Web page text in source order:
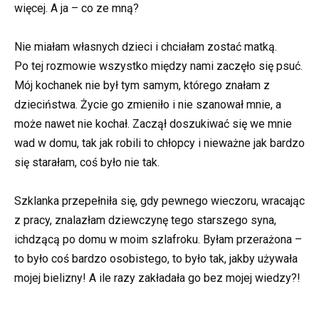
więcej. A ja – co ze mną?
Nie miałam własnych dzieci i chciałam zostać matką.
Po tej rozmowie wszystko między nami zaczęło się psuć.
Mój kochanek nie był tym samym, którego znałam z
dzieciństwa. Życie go zmieniło i nie szanował mnie, a
może nawet nie kochał. Zaczął doszukiwać się we mnie
wad w domu, tak jak robili to chłopcy i nieważne jak bardzo
się starałam, coś było nie tak.
Szklanka przepełniła się, gdy pewnego wieczoru, wracając
z pracy, znalazłam dziewczynę tego starszego syna,
ichdzącą po domu w moim szlafroku. Byłam przerażona –
to było coś bardzo osobistego, to było tak, jakby używała
mojej bielizny! A ile razy zakładała go bez mojej wiedzy?!